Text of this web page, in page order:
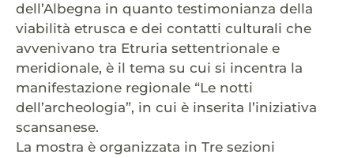
dell’Albegna in quanto testimonianza della
viabilità etrusca e dei contatti culturali che
avvenivano tra Etruria settentrionale e
meridionale, è il tema su cui si incentra la
manifestazione regionale “Le notti
dell’archeologia”, in cui è inserita l’iniziativa
scansanese.
La mostra è organizzata in Tre sezioni